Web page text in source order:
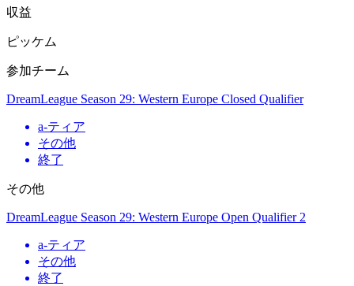
収益
ピッケム
参加チーム
DreamLeague Season 29: Western Europe Closed Qualifier
a-ティア
その他
終了
その他
DreamLeague Season 29: Western Europe Open Qualifier 2
a-ティア
その他
終了